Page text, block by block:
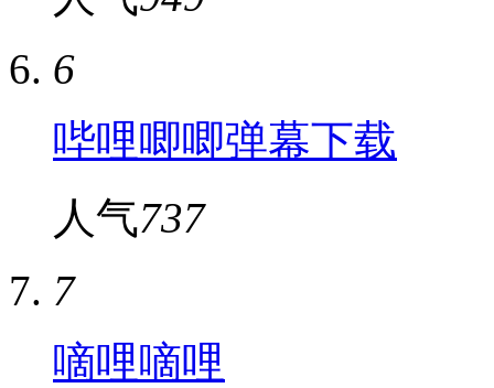
6
哔哩唧唧弹幕下载
人气737
7
嘀哩嘀哩